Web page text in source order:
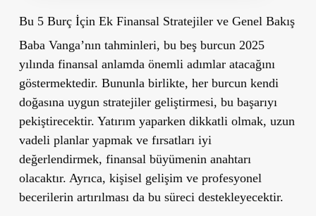
Bu 5 Burç İçin Ek Finansal Stratejiler ve Genel Bakış
Baba Vanga’nın tahminleri, bu beş burcun 2025
yılında finansal anlamda önemli adımlar atacağını
göstermektedir. Bununla birlikte, her burcun kendi
doğasına uygun stratejiler geliştirmesi, bu başarıyı
pekiştirecektir. Yatırım yaparken dikkatli olmak, uzun
vadeli planlar yapmak ve fırsatları iyi
değerlendirmek, finansal büyümenin anahtarı
olacaktır. Ayrıca, kişisel gelişim ve profesyonel
becerilerin artırılması da bu süreci destekleyecektir.